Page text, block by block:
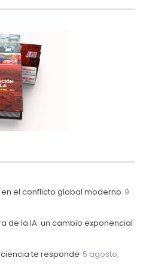
el conflicto global moderno 9
de la IA: un cambio exponencial
te responde 5 agosto,